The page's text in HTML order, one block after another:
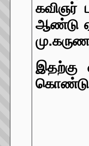
கவிஞர்
ஆண்டு
இதற்கு
கொண்டு